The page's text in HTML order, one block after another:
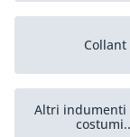
Collant
Altri indumenti